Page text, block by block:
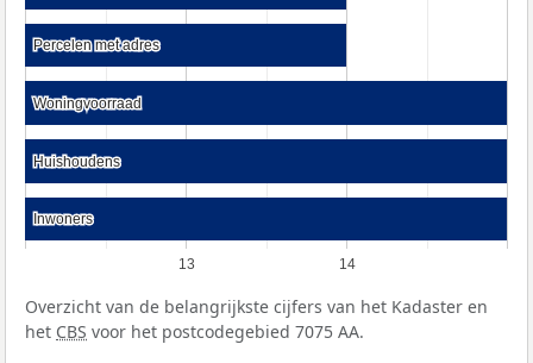
13 14
Percelen met adres
Percelen met adres
Woningvoorraad
Woningvoorraad
Huishoudens
Huishoudens
Inwoners
Inwoners
Overzicht van de belangrijkste cijfers van het Kadaster en
het CBS voor het postcodegebied 7075 AA.